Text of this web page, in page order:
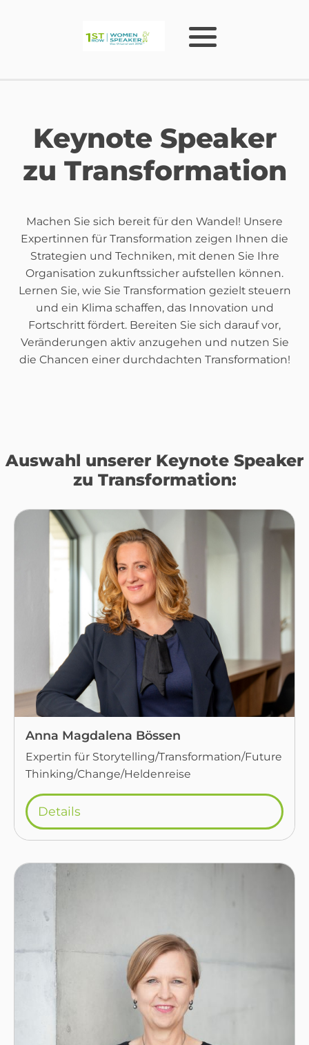
Keynote Speaker
zu Transformation
Machen Sie sich bereit für den Wandel! Unsere
Expertinnen für Transformation zeigen Ihnen die
Strategien und Techniken, mit denen Sie Ihre
Organisation zukunftssicher aufstellen können.
Lernen Sie, wie Sie Transformation gezielt steuern
und ein Klima schaffen, das Innovation und
Fortschritt fördert. Bereiten Sie sich darauf vor,
Veränderungen aktiv anzugehen und nutzen Sie
die Chancen einer durchdachten Transformation!
Auswahl unserer Keynote Speaker
zu Transformation:
Anna Magdalena Bössen
Expertin für Storytelling/Transformation/Future
Thinking/Change/Heldenreise
Details